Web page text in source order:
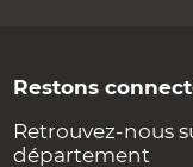
Restons
Retrouvez-nous
département